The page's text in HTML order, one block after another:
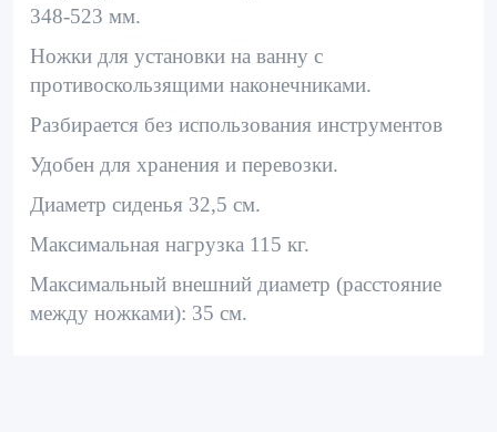
348-523 мм.
Ножки для установки на ванну с
противоскользящими наконечниками.
Разбирается без использования инструментов
Удобен для хранения и перевозки.
Диаметр сиденья 32,5 см.
Максимальная нагрузка 115 кг.
Максимальный внешний диаметр (расстояние
между ножками): 35 см.